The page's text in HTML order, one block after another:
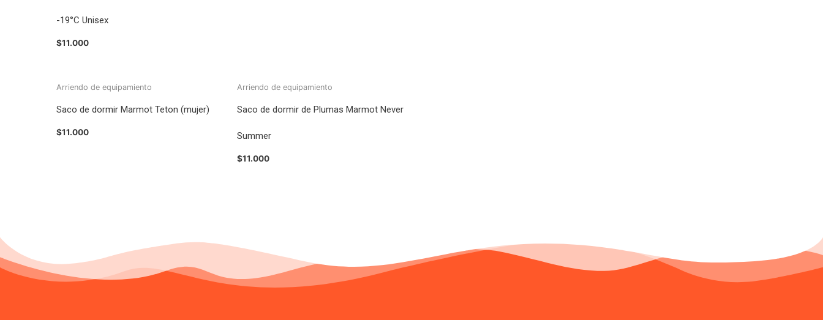
-19°C Unisex
$11.000
Arriendo de equipamiento
Saco de dormir Marmot Teton (mujer)
$11.000
Arriendo de equipamiento
Saco de dormir de Plumas Marmot Never
Summer
$11.000